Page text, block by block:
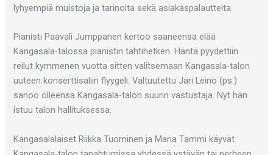
lyhyempiä muistoja ja tarinoita sekä asiakaspalautteita.
Pianisti Paavali Jumppanen kertoo saaneensa elää
Kangasala-talossa pianistin tähtihetken. Häntä pyydettiin
reilut kymmenen vuotta sitten valitsemaan Kangasala-talon
uuteen konserttisaliin flyygeli. Valtuutettu Jari Leino (ps.)
sanoo olleensa Kangasala-talon suurin vastustaja. Nyt hän
istuu talon hallituksessa.
Kangasalalaiset Riikka Tuominen ja Maria Tammi käyvät